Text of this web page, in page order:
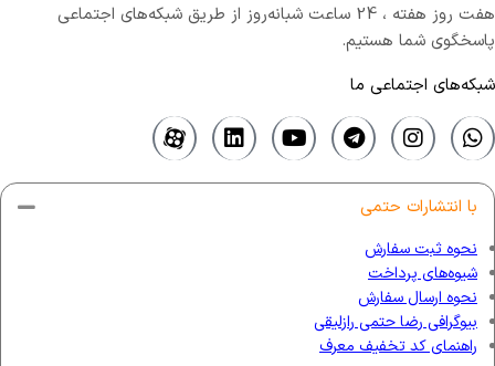
هفت روز هفته ، 24 ساعت شبانه‌روز از طریق شبکه‌های اجتماعی
پاسخگوی شما هستیم.
شبکه‌های اجتماعی ما
با انتشارات حتمی
نحوه ثبت سفارش
شیوه‌های پرداخت
نحوه ارسال سفارش
بیوگرافی رضا حتمی رازلیقی
راهنمای کد تخفیف معرف